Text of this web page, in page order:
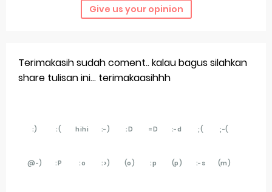
Give us your opinion
Terimakasih sudah coment.. kalau bagus silahkan
share tulisan ini... terimakaasihhh
:) :( hihi :-) :D =D :-d ;( ;-(
@-) :P :o :>) (o) :p (p) :-s (m)